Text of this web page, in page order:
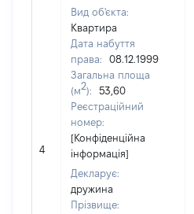
4
Вид об'єкта:
Квартира
Дата набуття
права:
08.12.1999
Загальна площа
(м2):
53,60
Реєстраційний
номер:
[Конфіденційна
інформація]
Декларує:
дружина
Прізвище: